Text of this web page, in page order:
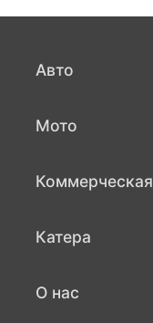
Авто
Мото
Катера
О нас